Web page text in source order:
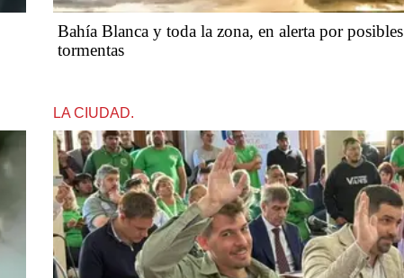
Bahía Blanca y toda la zona, en alerta por posibles
tormentas
LA CIUDAD.